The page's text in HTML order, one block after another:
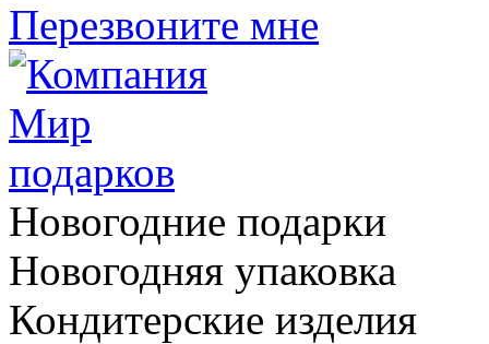
Перезвоните мне
Новогодние подарки
Новогодняя упаковка
Кондитерские изделия